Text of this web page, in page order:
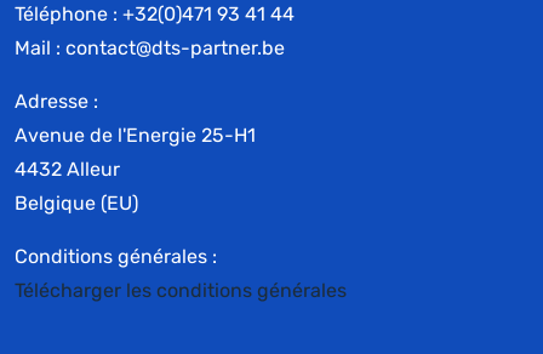
Téléphone : +32(0)471 93 41 44
Mail : contact@dts-partner.be
Adresse :
Avenue de l'Energie 25-H1
4432 Alleur
Belgique (EU)
Conditions générales :
Télécharger les conditions générales